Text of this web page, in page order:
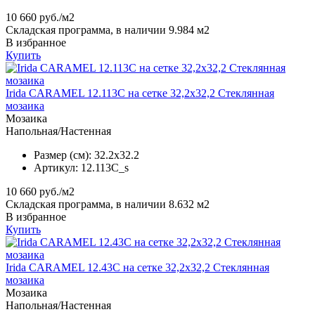
10 660 руб./м2
Складская программа, в наличии 9.984 м2
В избранное
Купить
Irida CARAMEL 12.113C на сетке 32,2x32,2 Стеклянная
мозаика
Мозаика
Напольная/Настенная
Размер (см): 32.2x32.2
Артикул: 12.113C_s
10 660 руб./м2
Складская программа, в наличии 8.632 м2
В избранное
Купить
Irida CARAMEL 12.43C на сетке 32,2x32,2 Стеклянная
мозаика
Мозаика
Напольная/Настенная